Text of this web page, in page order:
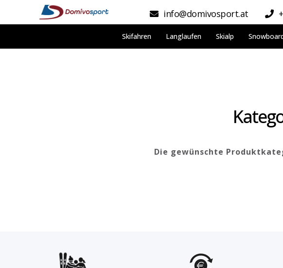
info@domivosport.at
Skifahren Langlaufen Skialp
Die gewünschte